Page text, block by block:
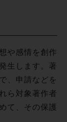
や感情を創作
生します。著
、申請などを
ら対象著作者
て、その保護